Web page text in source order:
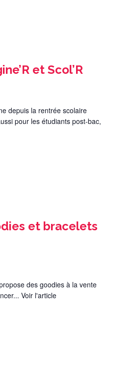
et Scol’R
depuis la rentrée scolaire
pour les étudiants post-bac,
et bracelets
des goodies à la vente
Voir l'article